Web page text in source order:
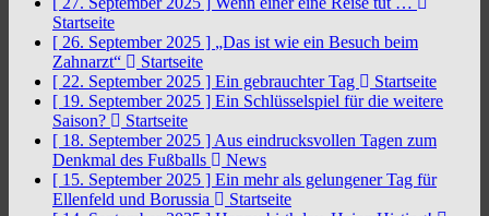
Startseite
[ 26. September 2025 ] „Das ist wie ein Besuch beim
Zahnarzt“
Startseite
[ 22. September 2025 ] Ein gebrauchter Tag
Startseite
[ 19. September 2025 ] Ein Schlüsselspiel für die weitere
Saison?
Startseite
[ 18. September 2025 ] Aus eindrucksvollen Tagen zum
Denkmal des Fußballs
News
[ 15. September 2025 ] Ein mehr als gelungener Tag für
Ellenfeld und Borussia
Startseite